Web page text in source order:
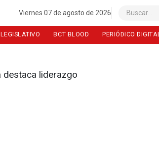
Viernes 07 de agosto de 2026 Buscar
LEGISLATIVO BCT BLOOD PERIÓDICO DIGITAL